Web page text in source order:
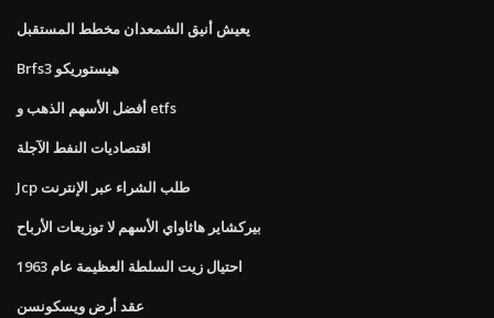
يعيش أنيق الشمعدان مخطط المستقبل
Brfs3 هيستوريكو
أفضل الأسهم الذهب و etfs
اقتصاديات النفط الآجلة
Jcp طلب الشراء عبر الإنترنت
بيركشاير هاثاواي الأسهم لا توزيعات الأرباح
احتيال زيت السلطة العظيمة عام 1963
عقد أرض ويسكونسن